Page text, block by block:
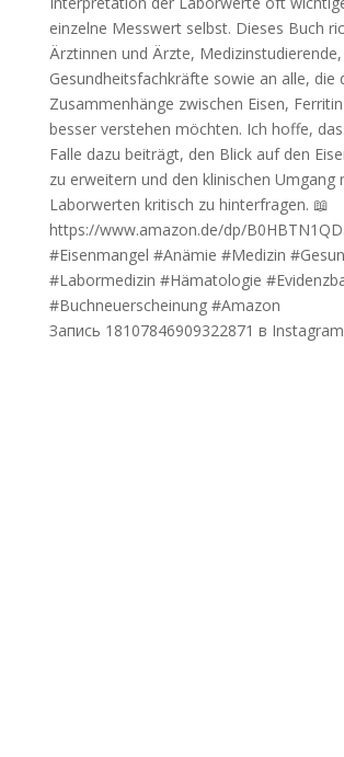
Запись 18107846909322871 в Instagram